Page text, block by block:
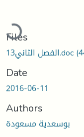
Loading...
Files
الفصل الثاني13.doc
Date
2016-06-11
Authors
بوسعدية مسعودة